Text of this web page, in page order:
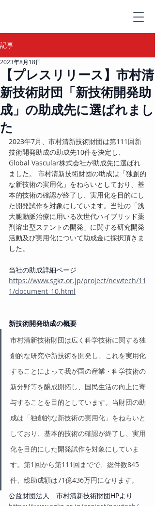
記事
【プレスリリース】市村清
新技術財団「新技術開発助
成」の助成先に選ばれまし
た
2023年8月18日
2023年7月、市村清新技術財団は第111回新
技術開発助成の助成先10件を決定し、
Global Vascular株式会社が助成先に選ばれ
ました。 市村清新技術財団の助成は「独創的
な新技術の実用化」をねらいとしており、基
本的技術の確認が終了し、実用化を目的にし
た開発試作を対象にしています。当社の「浅
大腿動脈治療に用いる次世代ハイブリッド薬
剤溶出型ステントの開発」に関する研究開発
活動及び実用化について助成金に採択頂きま
した。
当社の助成詳細ページ
https://www.sgkz.or.jp/project/newtech/11
1/document_10.html
新技術開発助成の概要
市村清新技術財団は広く科学技術に関する独
創的な研究や新技術を開発し、これを実用化
することによって我が国の産業・科学技術の
新分野等を醸成開拓し、国民生活の向上に寄
与することを目的としています。当財団の助
成は「独創的な新技術の実用化」をねらいと
しており、基本的技術の確認が終了し、実用
化を目的にした開発試作を対象にしていま
す。第1回から第111回までで、総件数845
件、総助成額は71億436万円になります。
公益財団法人　市村清新技術財団HPより